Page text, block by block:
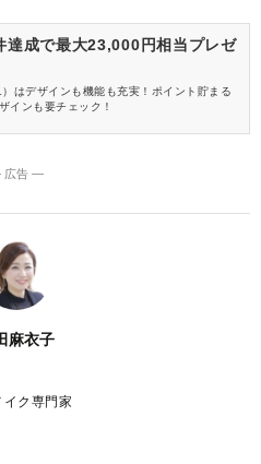
達成で最大23,000円相当プレゼ
はデザインも機能も充実！ポイント貯まる
インも要チェック！
告 ―
麻衣子
ク専門家